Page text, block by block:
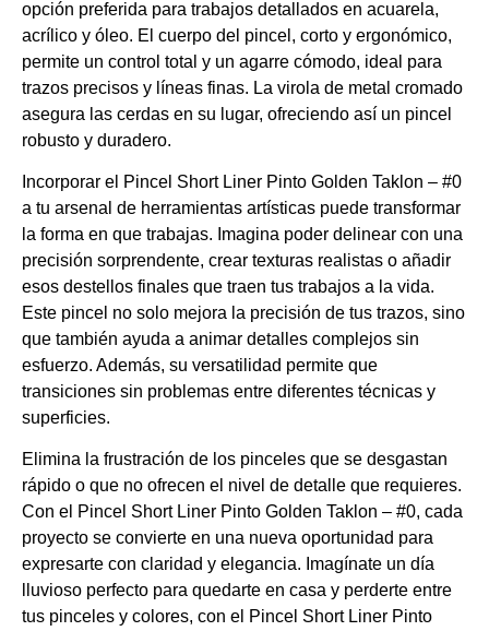
opción preferida para trabajos detallados en acuarela,
acrílico y óleo. El cuerpo del pincel, corto y ergonómico,
permite un control total y un agarre cómodo, ideal para
trazos precisos y líneas finas. La virola de metal cromado
asegura las cerdas en su lugar, ofreciendo así un pincel
robusto y duradero.
Incorporar el Pincel Short Liner Pinto Golden Taklon – #0
a tu arsenal de herramientas artísticas puede transformar
la forma en que trabajas. Imagina poder delinear con una
precisión sorprendente, crear texturas realistas o añadir
esos destellos finales que traen tus trabajos a la vida.
Este pincel no solo mejora la precisión de tus trazos, sino
que también ayuda a animar detalles complejos sin
esfuerzo. Además, su versatilidad permite que
transiciones sin problemas entre diferentes técnicas y
superficies.
Elimina la frustración de los pinceles que se desgastan
rápido o que no ofrecen el nivel de detalle que requieres.
Con el Pincel Short Liner Pinto Golden Taklon – #0, cada
proyecto se convierte en una nueva oportunidad para
expresarte con claridad y elegancia. Imagínate un día
lluvioso perfecto para quedarte en casa y perderte entre
tus pinceles y colores, con el Pincel Short Liner Pinto